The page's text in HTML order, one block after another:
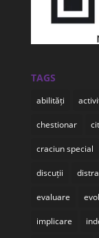
TAGS
abilități
chestionar
craciun special
discuții
evaluare
implicare